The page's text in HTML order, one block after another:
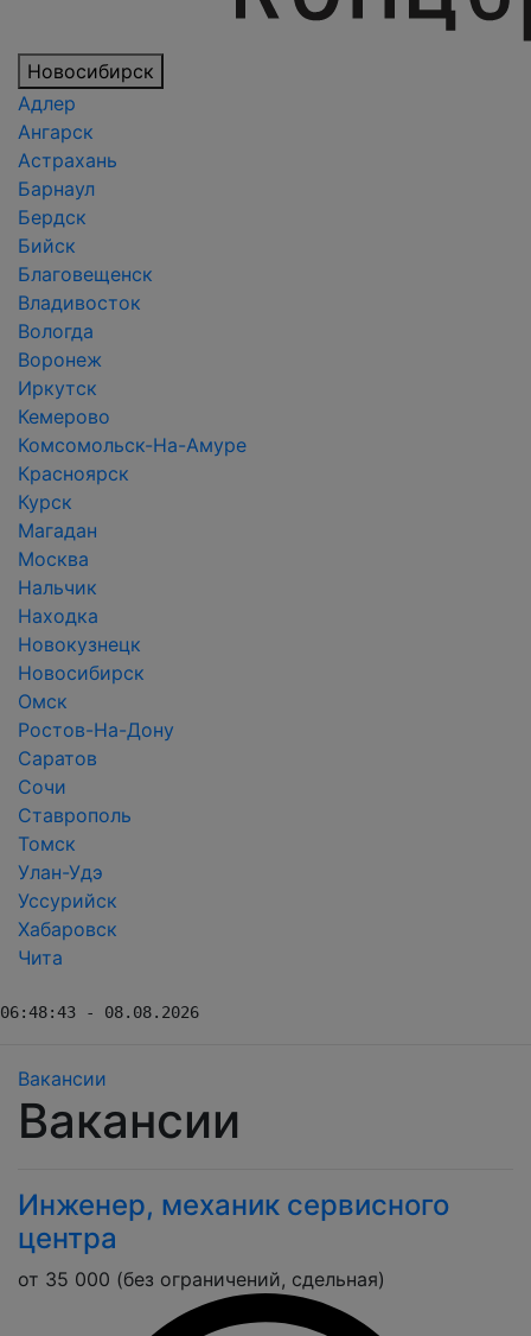
Новосибирск
Адлер
Ангарск
Астрахань
Барнаул
Бердск
Бийск
Благовещенск
Владивосток
Вологда
Воронеж
Иркутск
Кемерово
Комсомольск-На-Амуре
Красноярск
Курск
Магадан
Москва
Нальчик
Находка
Новокузнецк
Новосибирск
Омск
Ростов-На-Дону
Саратов
Сочи
Ставрополь
Томск
Улан-Удэ
Уссурийск
Хабаровск
Чита
06:48:43 - 08.08.2026
Вакансии
Вакансии
Инженер, механик сервисного
центра
от 35 000 (без ограничений, сдельная)